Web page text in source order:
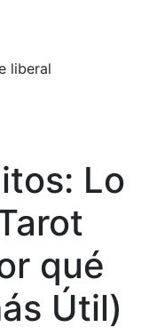
liberal
Lo
qué
Útil)